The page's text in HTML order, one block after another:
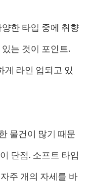
한 타입 중에 취향
는 것이 포인트.
게 라인 업되고 있
물건이 많기 때문
단점. 소프트 타입
주 개의 자세를 바